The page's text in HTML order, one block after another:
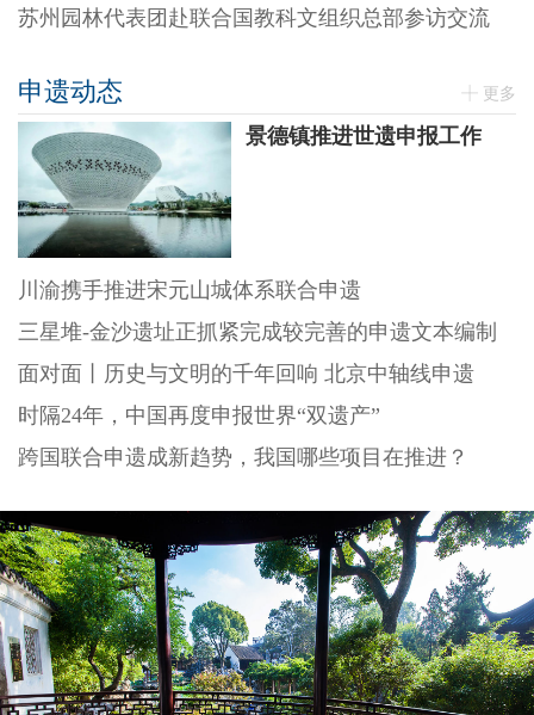
苏州园林代表团赴联合国教科文组织总部参访交流
申遗动态 更多
景德镇推进世遗申报工作
川渝携手推进宋元山城体系联合申遗
三星堆-金沙遗址正抓紧完成较完善的申遗文本编制
面对面丨历史与文明的千年回响 北京中轴线申遗
时隔24年，中国再度申报世界“双遗产”
跨国联合申遗成新趋势，我国哪些项目在推进？